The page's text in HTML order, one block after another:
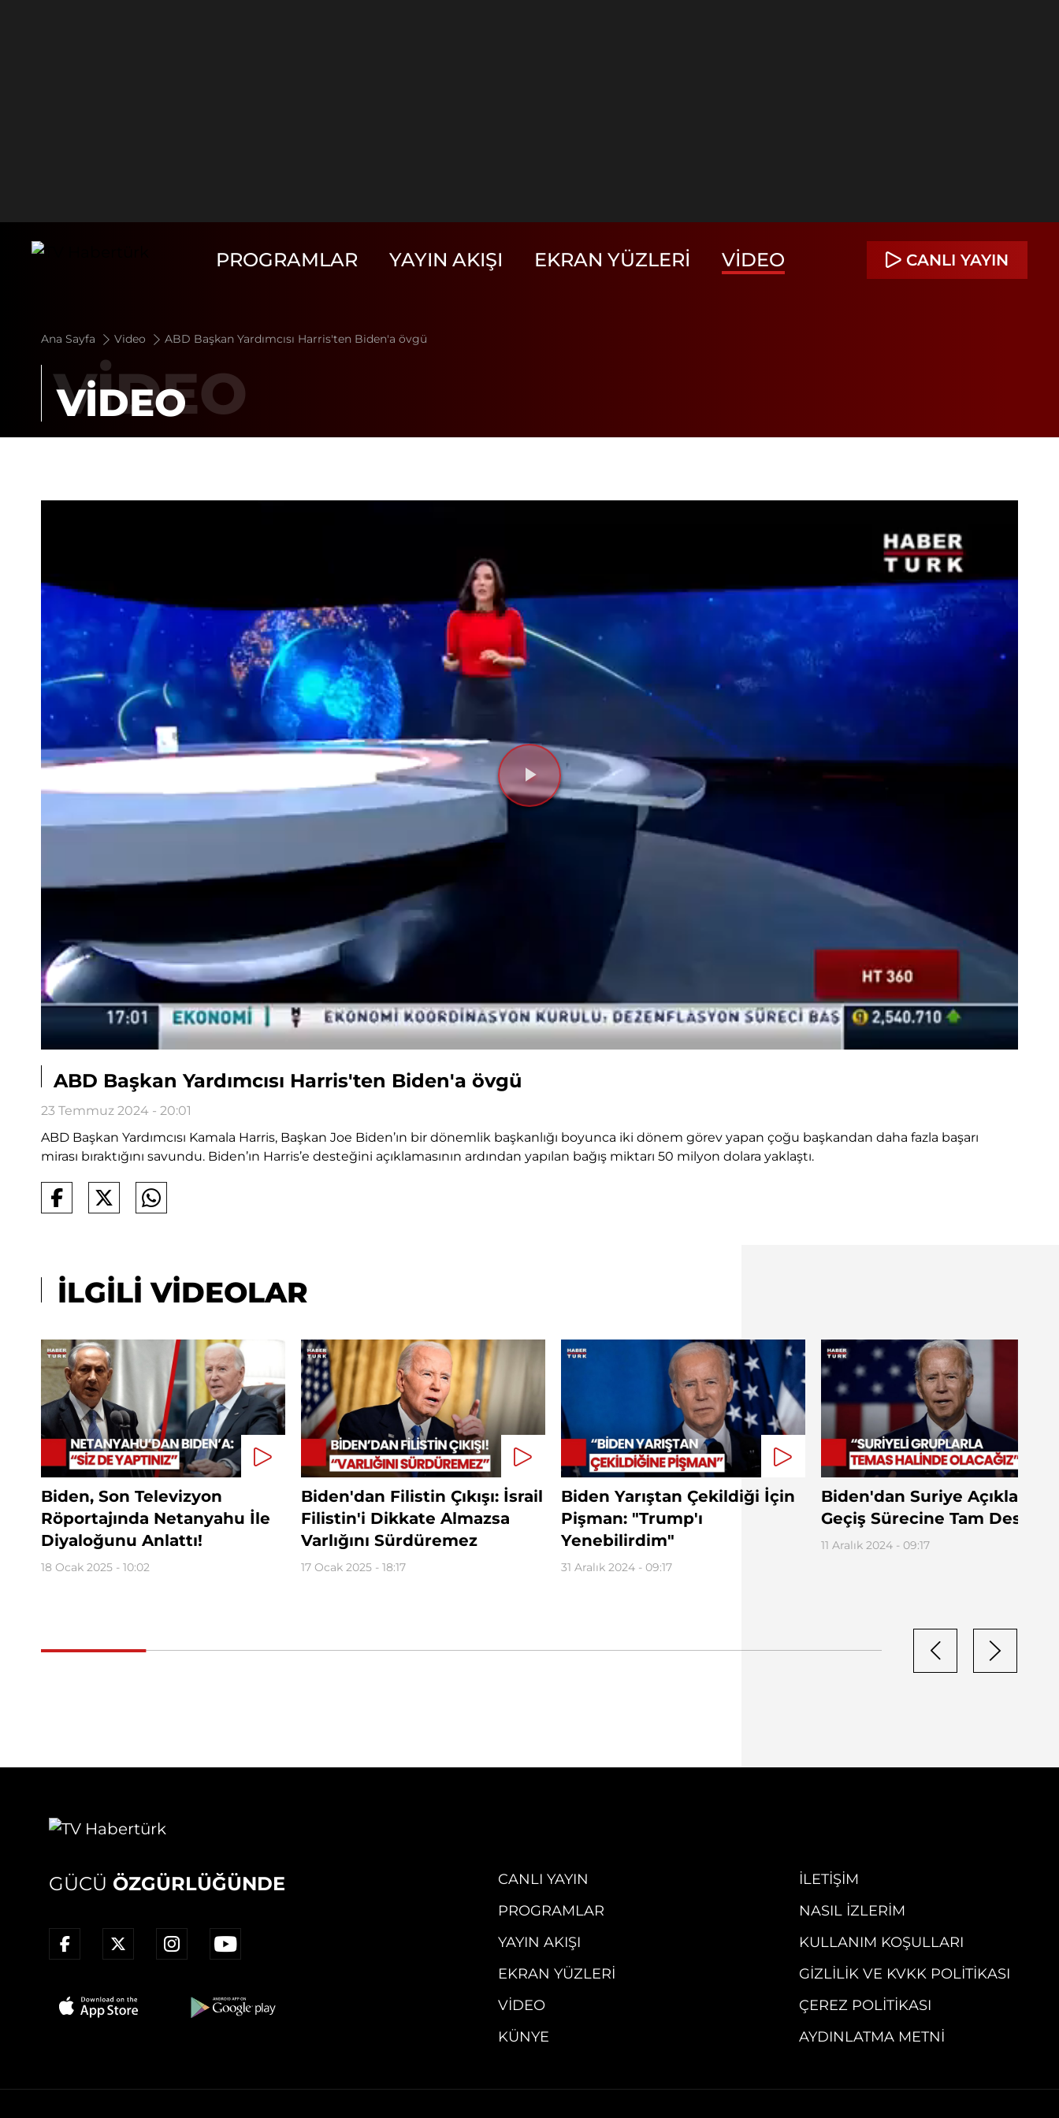
PROGRAMLAR YAYIN AKIŞI EKRAN YÜZLERI VIDEO CANLI YAYIN
Ana Sayfa Video ABD Başkan Yardımcısı Harris'ten Biden'a övgü
VİDEO
Videoyu
ABD Başkan Yardımcısı Harris'ten Biden'a övgü
23 Temmuz 2024 - 20:01
ABD Başkan Yardımcısı Kamala Harris, Başkan Joe Biden’ın bir dönemlik başkanlığı boyunca iki dönem görev yapan çoğu başkandan daha fazla başarı
mirası bıraktığını savundu. Biden’ın Harris’e desteğini açıklamasının ardından yapılan bağış miktarı 50 milyon dolara yaklaştı.
İLGİLİ VİDEOLAR
Biden, Son Televizyon
Röportajında Netanyahu İle
Diyaloğunu Anlattı!
18 Ocak 2025 - 10:02
Biden'dan Filistin Çıkışı: İsrail
Filistin'i Dikkate Almazsa
Varlığını Sürdüremez
17 Ocak 2025 - 18:17
Biden Yarıştan Çekildiği İçin
Pişman: "Trump'ı
Yenebilirdim"
31 Aralık 2024 - 09:17
Biden'dan Suriye
Geçiş Sürecine Tam Destek
11 Aralık 2024 - 09:17
GÜCÜ ÖZGÜRLÜĞÜNDE
CANLI YAYIN
PROGRAMLAR
YAYIN AKIŞI
EKRAN YÜZLERI
VIDEO
KÜNYE
İLETIŞIM
NASIL İZLERIM
KULLANIM KOŞULLARI
GIZLILIK VE KVKK POLITIKASI
ÇEREZ POLITIKASI
AYDINLATMA METNI